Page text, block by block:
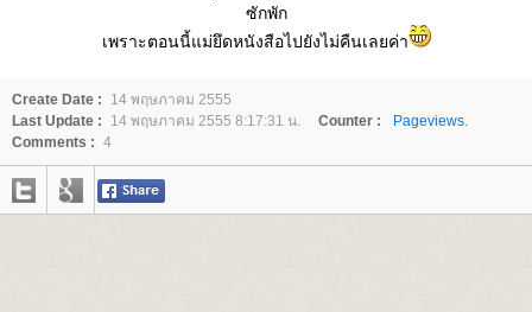
ซักพัก
เพราะตอนนี้แม่ยึดหนังสือไปยังไม่คืนเลยค่า
Create Date :
14 พฤษภาคม 2555
Last Update :
14 พฤษภาคม 2555 8:17:31 น. Counter :
Pageviews.
Comments : 4